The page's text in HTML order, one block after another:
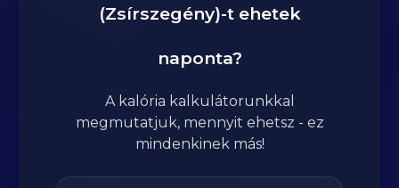
(Zsírszegény)-t ehetek
naponta?
A kalória kalkulátorunkkal
megmutatjuk, mennyit ehetsz - ez
mindenkinek más!